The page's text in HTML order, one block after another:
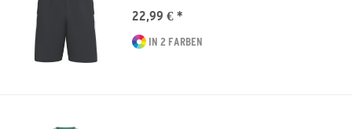
22,99 € *
IN 2 FARBEN